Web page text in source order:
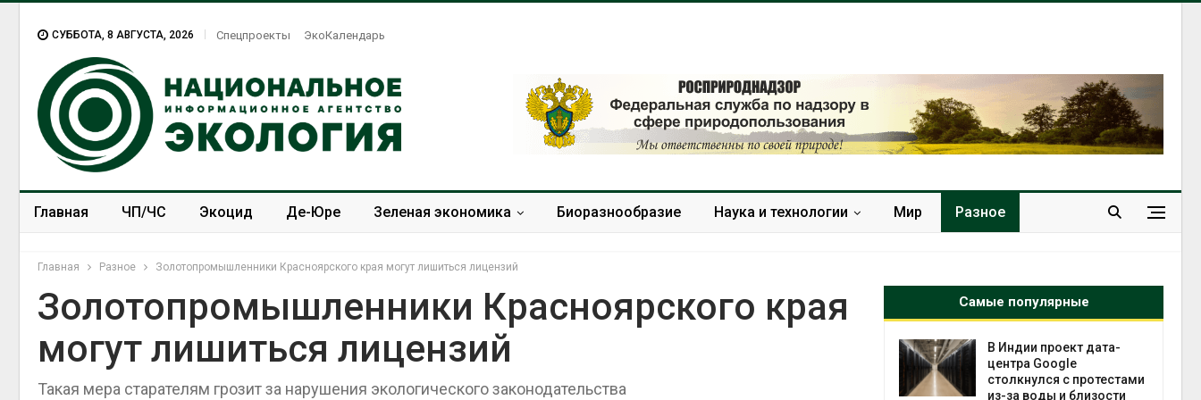
СУББОТА, 8 АВГУСТА, 2026 Спецпроекты ЭкоКалендарь
Главная ЧП/ЧС Экоцид Де-Юре Зеленая экономика Биоразнообразие Наука и технологии Мир Разное
Главная Разное Золотопромышленники Красноярского края могут лишиться лицензий
Золотопромышленники Красноярского края
могут лишиться лицензий
Такая мера старателям грозит за нарушения экологического законодательства
Самые популярные
Дождевая вода с крыш
может помочь городам
В Индии проект дата-
центра Google
столкнулся с протестами
из-за воды и близости